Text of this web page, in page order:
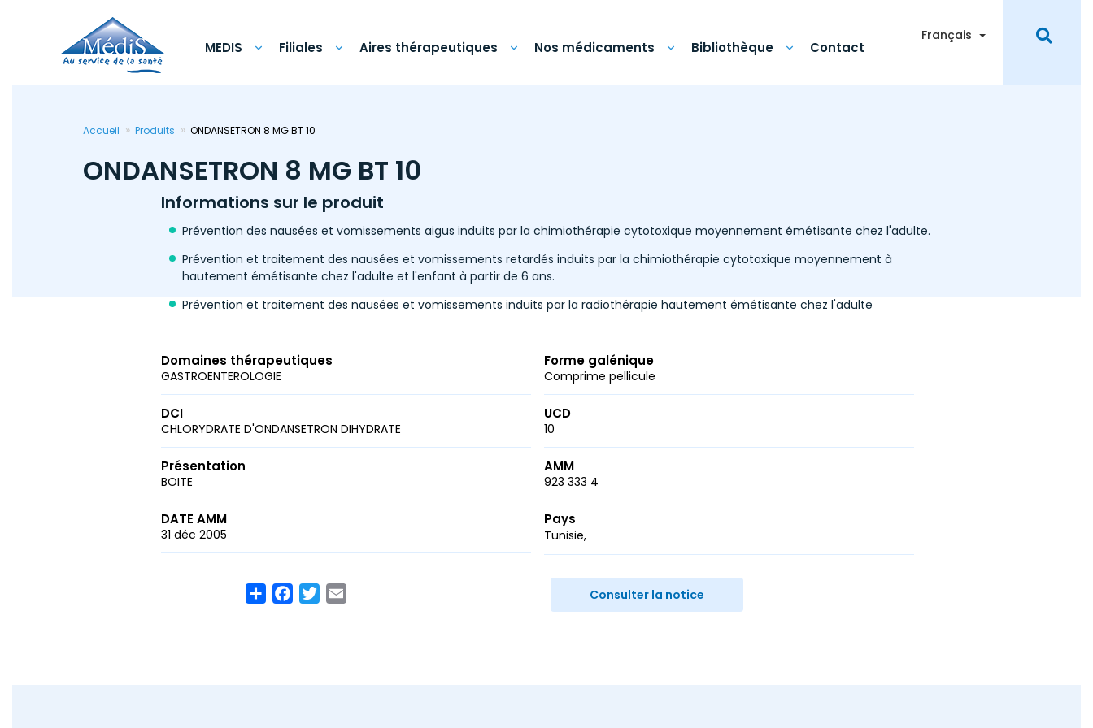
MEDIS Filiales Aires thérapeutiques Nos médicaments Bibliothèque Contact
Français Toggle Dropdown
Accueil Produits ONDANSETRON 8 MG BT 10
ONDANSETRON 8 MG BT 10
Informations sur le produit
Prévention des nausées et vomissements aigus induits par la chimiothérapie cytotoxique moyennement émétisante chez l'adulte.
Prévention et traitement des nausées et vomissements retardés induits par la chimiothérapie cytotoxique moyennement à
hautement émétisante chez l'adulte et l'enfant à partir de 6 ans.
Prévention et traitement des nausées et vomissements induits par la radiothérapie hautement émétisante chez l'adulte
Domaines thérapeutiques
GASTROENTEROLOGIE
Forme galénique
Comprime pellicule
DCI
CHLORYDRATE D'ONDANSETRON DIHYDRATE
UCD
10
Présentation
BOITE
AMM
923 333 4
DATE AMM
31 déc 2005
Pays
Tunisie
ShareFacebook
Twitter Consulter la notice